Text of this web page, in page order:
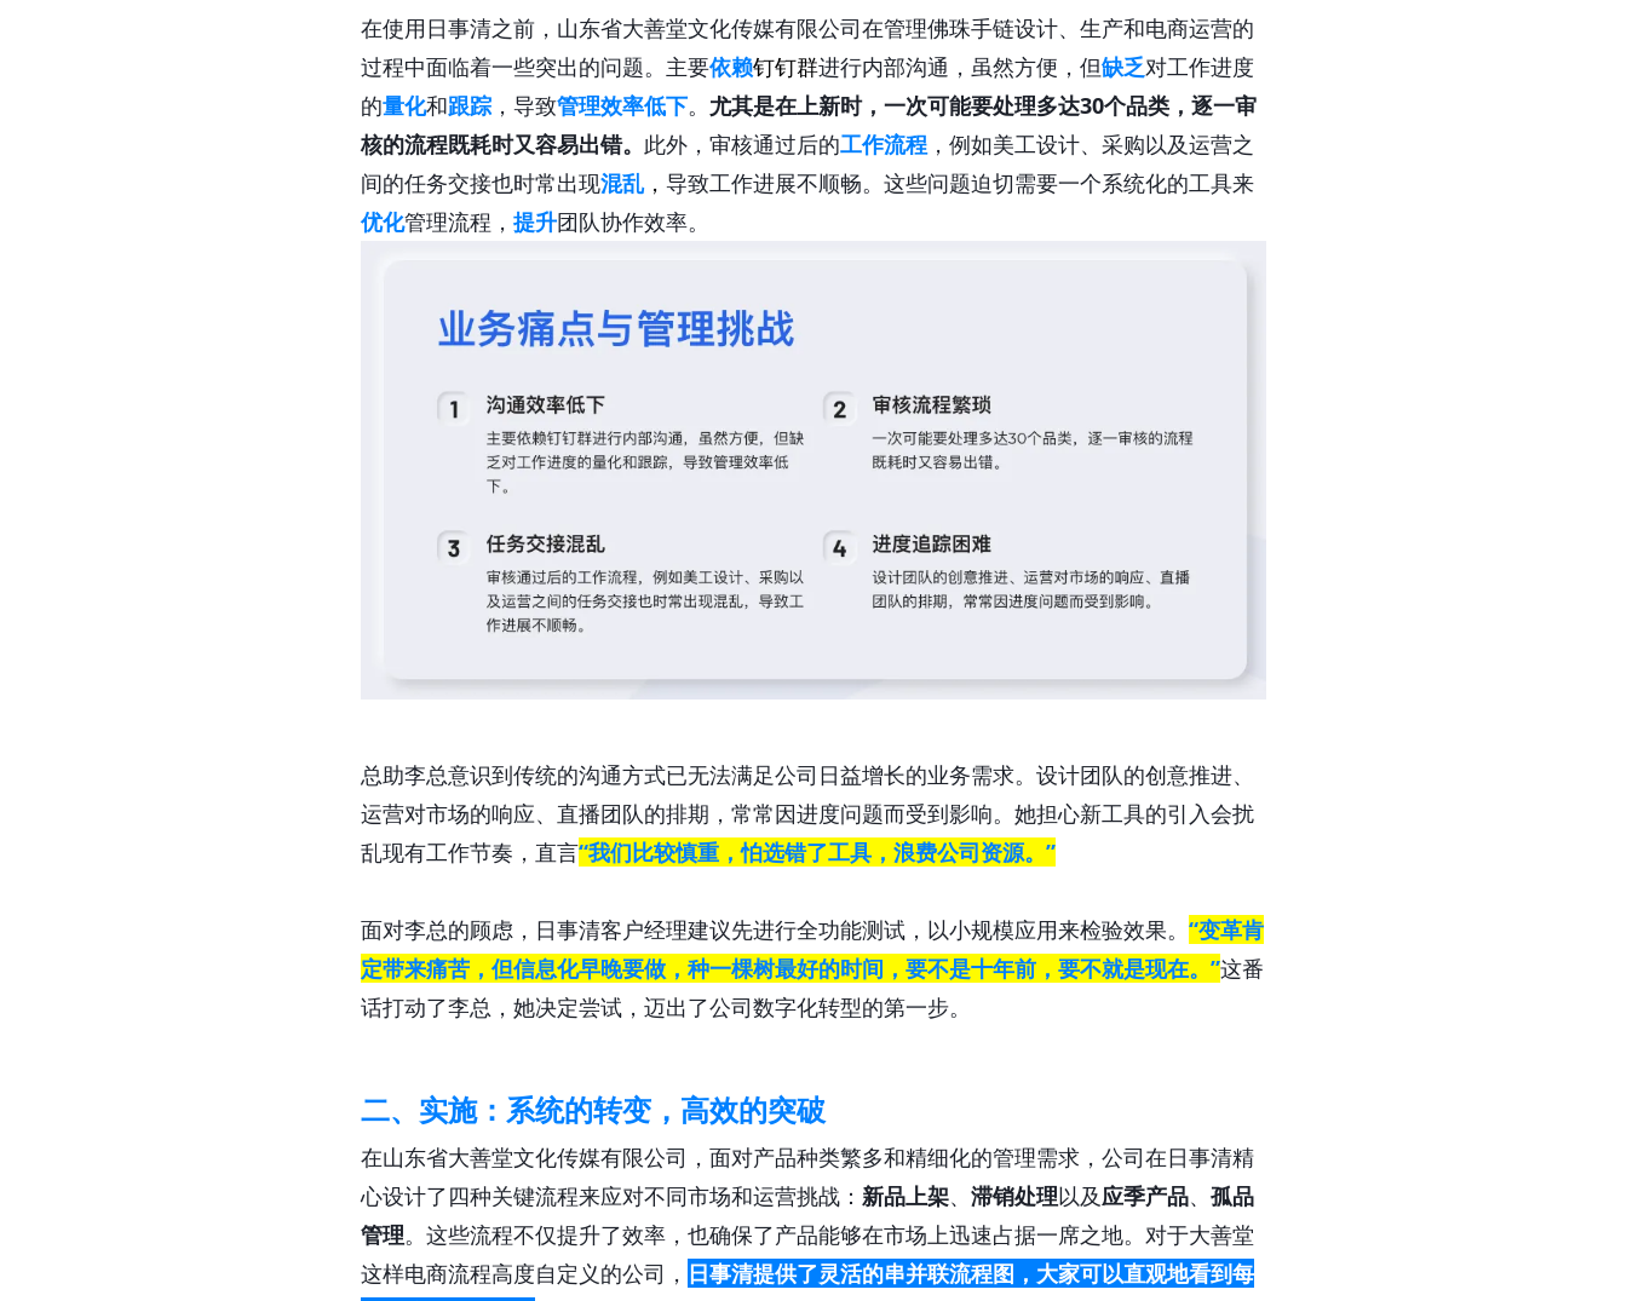
在使用日事清之前，山东省大善堂文化传媒有限公司在管理佛珠手链设计、生产和电商运营的
过程中面临着一些突出的问题。主要依赖钉钉群进行内部沟通，虽然方便，但缺乏对工作进度
的量化和跟踪 ，导致管理效率低下。 尤其是在上新时，一次可能要处理多达30个品类，逐一审
核的流程既耗时又容易出错。 此外，审核通过后的工作流程 ，例如美工设计、采购以及运营之
间的任务交接也时常出现混乱， 导致工作进展不顺畅。这些问题迫切需要一个系统化的工具来
优化管理流程， 提升团队协作效率。
总助李总意识到传统的沟通方式已无法满足公司日益增长的业务需求。设计团队的创意推进、
运营对市场的响应、直播团队的排期，常常因进度问题而受到影响。她担心新工具的引入会扰
乱现有工作节奏，直言“我们比较慎重，怕选错了工具，浪费公司资源。”
面对李总的顾虑，日事清客户经理建议先进行全功能测试，以小规模应用来检验效果。 “变革肯
定带来痛苦，但信息化早晚要做，种一棵树最好的时间，要不是十年前，要不就是现在。 ”这番
话打动了李总，她决定尝试，迈出了公司数字化转型的第一步。
二、实施：系统的转变，高效的突破
在山东省大善堂文化传媒有限公司，面对产品种类繁多和精细化的管理需求，公司在日事清精
心设计了四种关键流程来应对不同市场和运营挑战： 新品上架、 滞销处理以及应季产品、 孤品
管理。这些流程不仅提升了效率，也确保了产品能够在市场上迅速占据一席之地。对于大善堂
这样电商流程高度自定义的公司， 日事清提供了灵活的串并联流程图，大家可以直观地看到每